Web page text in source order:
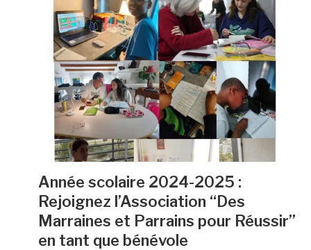
Année scolaire 2024-2025 :
Rejoignez l’Association “Des
Marraines et Parrains pour Réussir”
en tant que bénévole